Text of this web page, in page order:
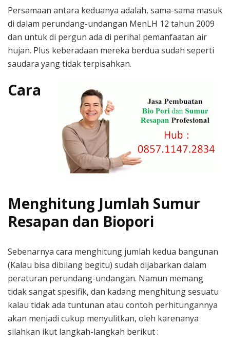
Persamaan antara keduanya adalah, sama-sama masuk
di dalam perundang-undangan MenLH 12 tahun 2009
dan untuk di pergun ada di perihal pemanfaatan air
hujan. Plus keberadaan mereka berdua sudah seperti
saudara yang tidak terpisahkan.
Cara
Menghitung Jumlah Sumur
Resapan dan Biopori
Sebenarnya cara menghitung jumlah kedua bangunan
(Kalau bisa dibilang begitu) sudah dijabarkan dalam
peraturan perundang-undangan. Namun memang
tidak sangat spesifik, dan kadang menghitung sesuatu
kalau tidak ada tuntunan atau contoh perhitungannya
akan menjadi cukup menyulitkan, oleh karenanya
silahkan ikut langkah-langkah berikut :